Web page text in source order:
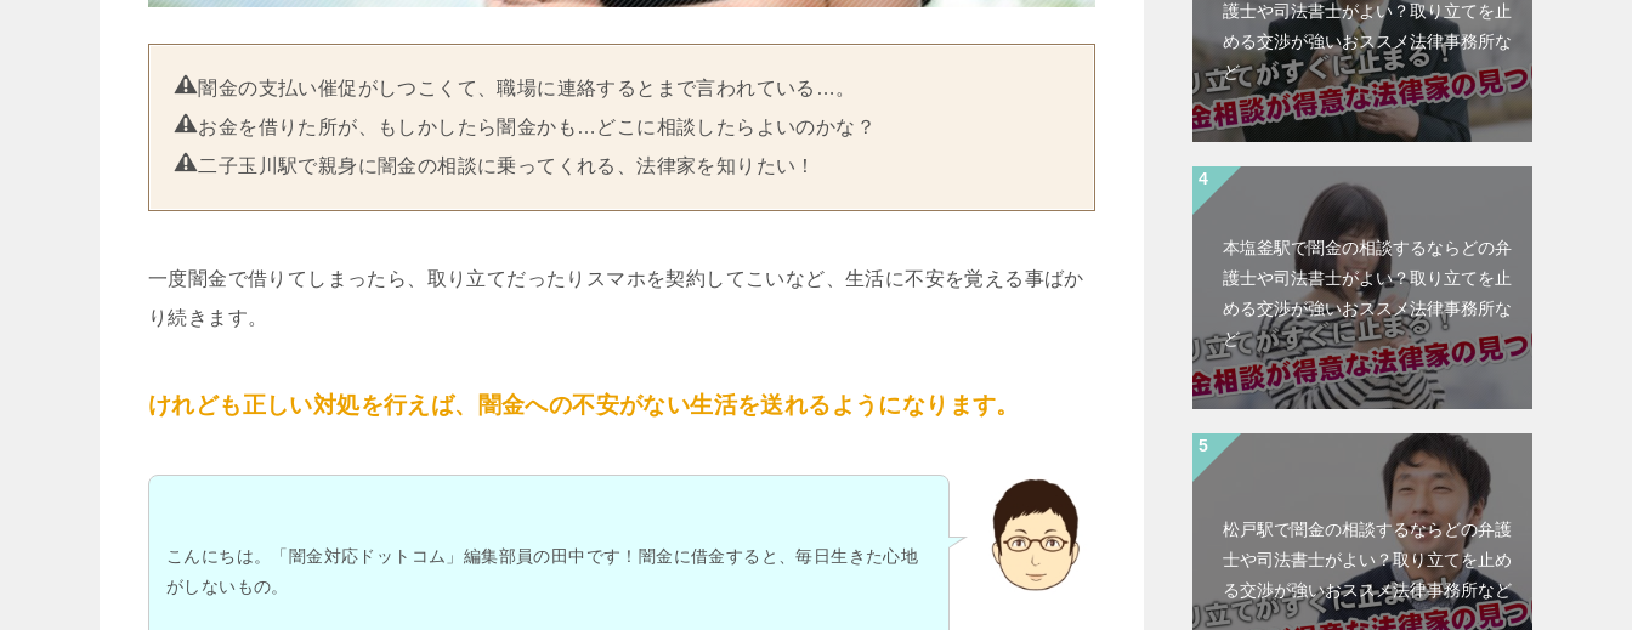
闇金の支払い催促がしつこくて、職場に連絡するとまで言われている…。
お金を借りた所が、もしかしたら闇金かも…どこに相談したらよいのかな？
二子玉川駅で親身に闇金の相談に乗ってくれる、法律家を知りたい！
一度闇金で借りてしまったら、取り立てだったりスマホを契約してこいなど、生活に不安を覚える事ばか
り続きます。
けれども正しい対処を行えば、闇金への不安がない生活を送れるようになります。
こんにちは。「闇金対応ドットコム」編集部員の田中です！闇金に借金すると、毎日生きた心地
がしないもの。
護士や司法書士がよい？取り立てを止
める交渉が強いおススメ法律事務所な
ど
本塩釜駅で闇金の相談するならどの弁
護士や司法書士がよい？取り立てを止
める交渉が強いおススメ法律事務所な
ど
松戸駅で闇金の相談するならどの弁護
士や司法書士がよい？取り立てを止め
る交渉が強いおススメ法律事務所など